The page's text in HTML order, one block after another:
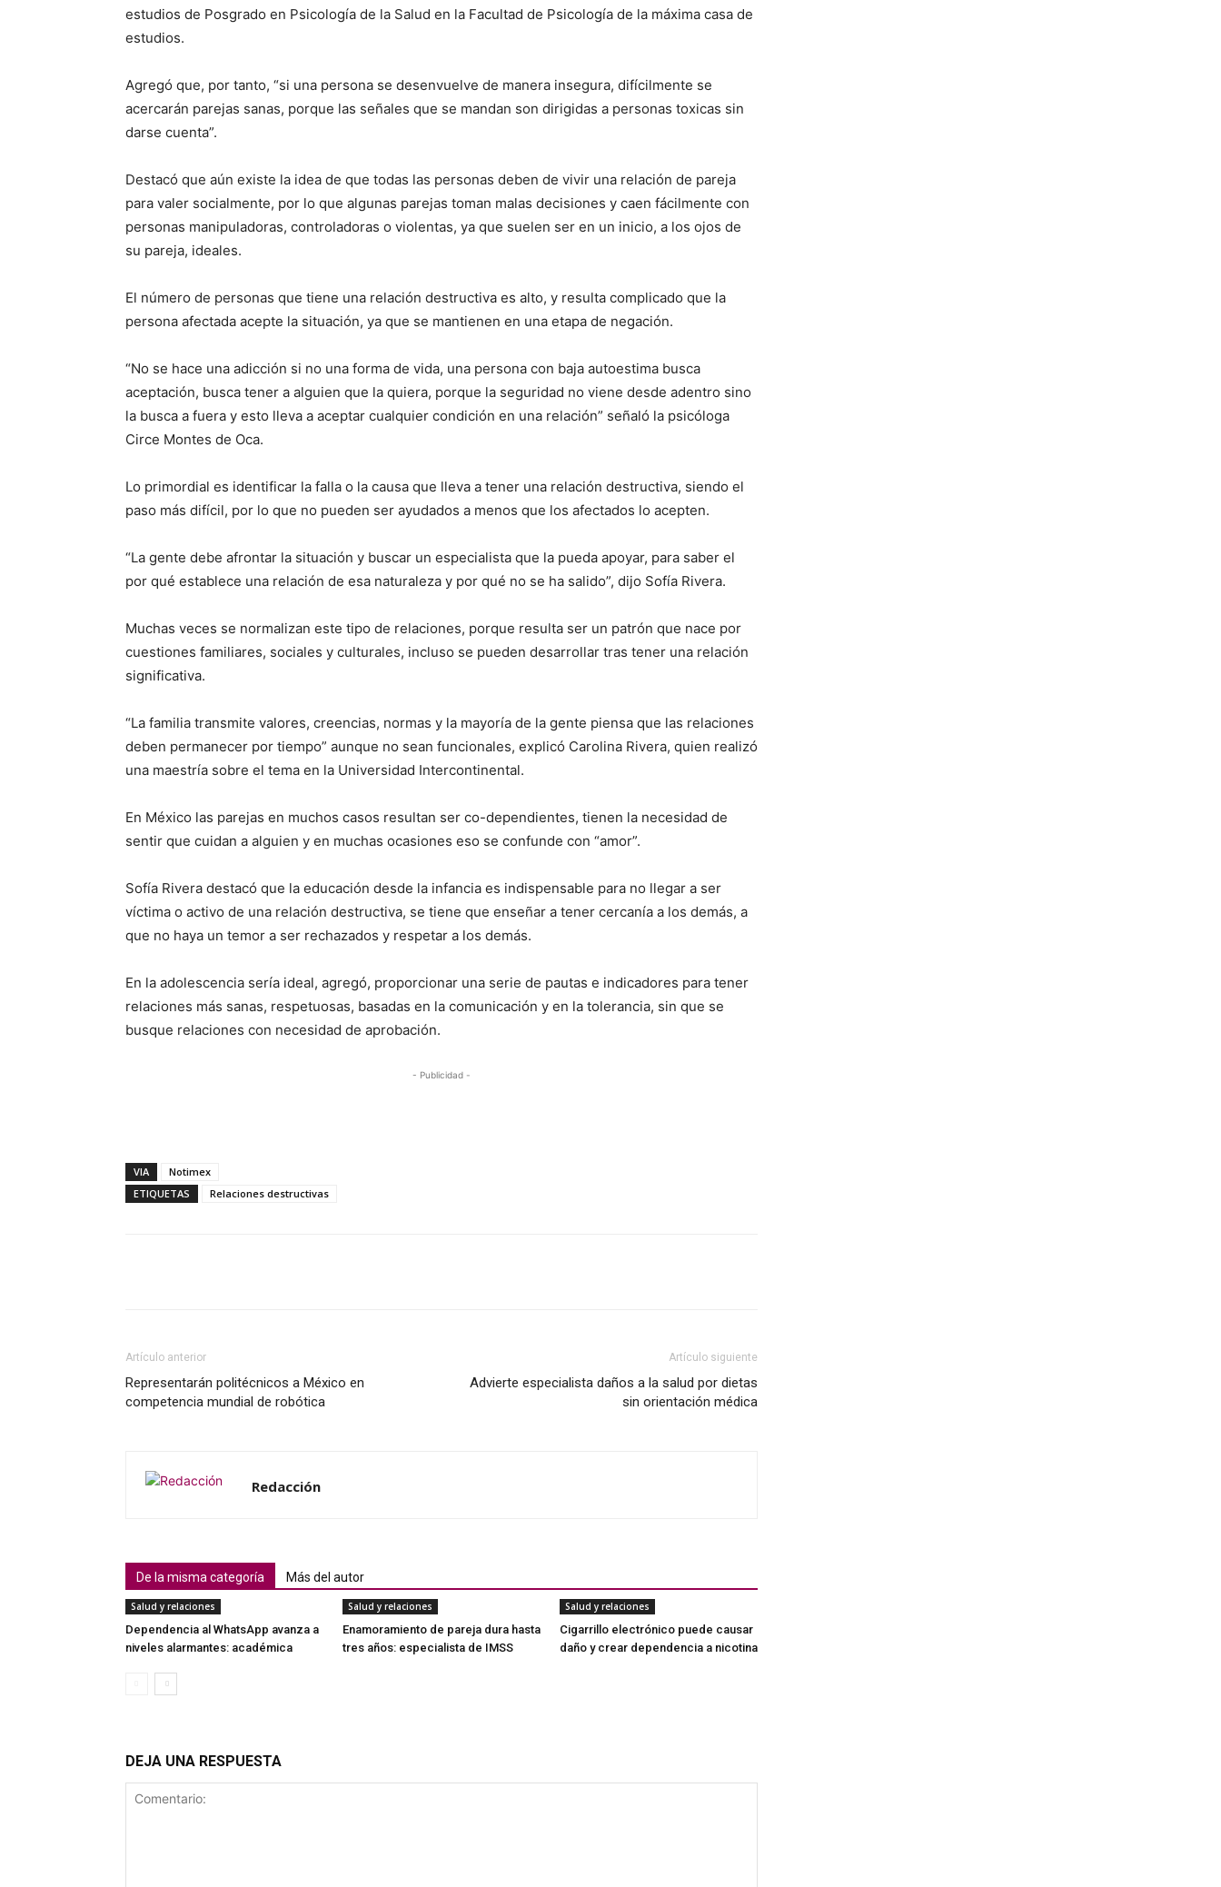
estudios de Posgrado en Psicología de la Salud en la Facultad de Psicología de la máxima casa de
estudios.
Agregó que, por tanto, “si una persona se desenvuelve de manera insegura, difícilmente se
acercarán parejas sanas, porque las señales que se mandan son dirigidas a personas toxicas sin
darse cuenta”.
Destacó que aún existe la idea de que todas las personas deben de vivir una relación de pareja
para valer socialmente, por lo que algunas parejas toman malas decisiones y caen fácilmente con
personas manipuladoras, controladoras o violentas, ya que suelen ser en un inicio, a los ojos de
su pareja, ideales.
El número de personas que tiene una relación destructiva es alto, y resulta complicado que la
persona afectada acepte la situación, ya que se mantienen en una etapa de negación.
“No se hace una adicción si no una forma de vida, una persona con baja autoestima busca
aceptación, busca tener a alguien que la quiera, porque la seguridad no viene desde adentro sino
la busca a fuera y esto lleva a aceptar cualquier condición en una relación” señaló la psicóloga
Circe Montes de Oca.
Lo primordial es identificar la falla o la causa que lleva a tener una relación destructiva, siendo el
paso más difícil, por lo que no pueden ser ayudados a menos que los afectados lo acepten.
“La gente debe afrontar la situación y buscar un especialista que la pueda apoyar, para saber el
por qué establece una relación de esa naturaleza y por qué no se ha salido”, dijo Sofía Rivera.
Muchas veces se normalizan este tipo de relaciones, porque resulta ser un patrón que nace por
cuestiones familiares, sociales y culturales, incluso se pueden desarrollar tras tener una relación
significativa.
“La familia transmite valores, creencias, normas y la mayoría de la gente piensa que las relaciones
deben permanecer por tiempo” aunque no sean funcionales, explicó Carolina Rivera, quien realizó
una maestría sobre el tema en la Universidad Intercontinental.
En México las parejas en muchos casos resultan ser co-dependientes, tienen la necesidad de
sentir que cuidan a alguien y en muchas ocasiones eso se confunde con “amor”.
Sofía Rivera destacó que la educación desde la infancia es indispensable para no llegar a ser
víctima o activo de una relación destructiva, se tiene que enseñar a tener cercanía a los demás, a
que no haya un temor a ser rechazados y respetar a los demás.
En la adolescencia sería ideal, agregó, proporcionar una serie de pautas e indicadores para tener
relaciones más sanas, respetuosas, basadas en la comunicación y en la tolerancia, sin que se
busque relaciones con necesidad de aprobación.
- Publicidad -
VIA
Notimex
ETIQUETAS
Relaciones destructivas
Artículo anterior
Representarán politécnicos a México en
competencia mundial de robótica
Artículo siguiente
Advierte especialista daños a la salud por dietas
sin orientación médica
Redacción
De la misma categoría Más del autor
Salud y relaciones
Dependencia al WhatsApp avanza a
niveles alarmantes: académica
Salud y relaciones
Enamoramiento de pareja dura hasta
tres años: especialista de IMSS
Salud y relaciones
Cigarrillo electrónico puede causar
daño y crear dependencia a nicotina
DEJA UNA RESPUESTA